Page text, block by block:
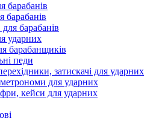
барабанів
барабанів
барабанів
ударних
барабанщиків
педи
затискачі для ударних
для ударних
кейси для ударних